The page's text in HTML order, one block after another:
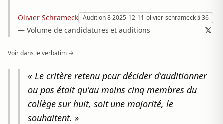
Olivier Schrameck Audition 8-2025-12-11-olivier-schrameck § 36
— Volume de candidatures et auditions
Voir dans le verbatim →
« Le critère retenu pour décider d'auditionner
ou pas était qu'au moins cinq membres du
collège sur huit, soit une majorité, le
souhaitent. »